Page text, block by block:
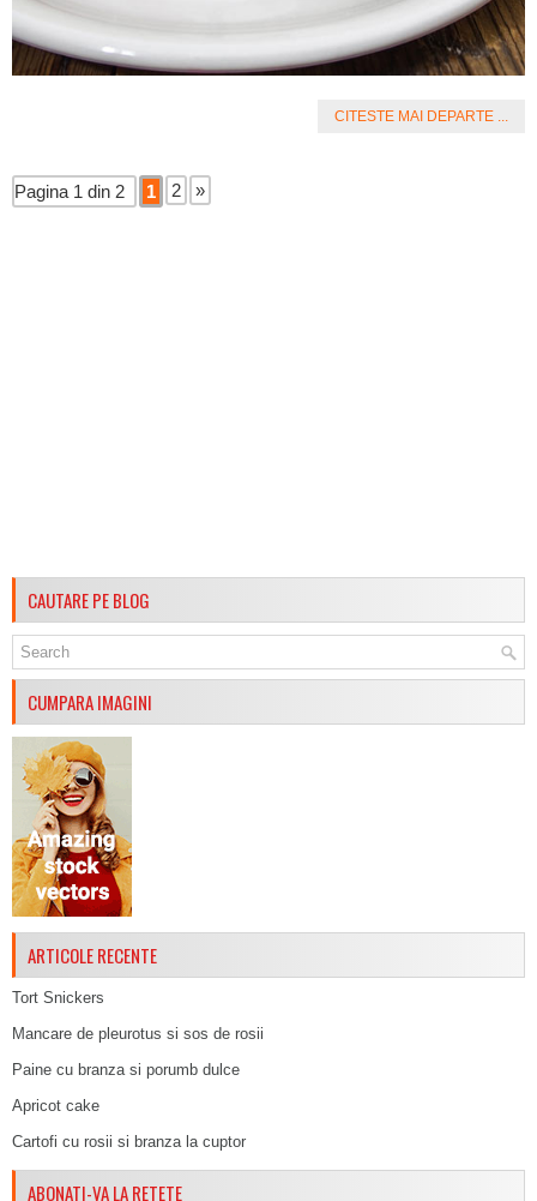
CITESTE MAI DEPARTE ...
Pagina 1 din 2 1 2 »
CAUTARE PE BLOG
CUMPARA IMAGINI
ARTICOLE RECENTE
Tort Snickers
Mancare de pleurotus si sos de rosii
Paine cu branza si porumb dulce
Apricot cake
Cartofi cu rosii si branza la cuptor
ABONATI-VA LA RETETE